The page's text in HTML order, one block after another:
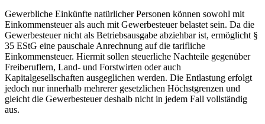
Gewerbliche Einkünfte natürlicher Personen können sowohl mit
Einkommensteuer als auch mit Gewerbesteuer belastet sein. Da die
Gewerbesteuer nicht als Betriebsausgabe abziehbar ist, ermöglicht §
35 EStG eine pauschale Anrechnung auf die tarifliche
Einkommensteuer. Hiermit sollen steuerliche Nachteile gegenüber
Freiberuflern, Land- und Forstwirten oder auch
Kapitalgesellschaften ausgeglichen werden. Die Entlastung erfolgt
jedoch nur innerhalb mehrerer gesetzlichen Höchstgrenzen und
gleicht die Gewerbesteuer deshalb nicht in jedem Fall vollständig
aus.